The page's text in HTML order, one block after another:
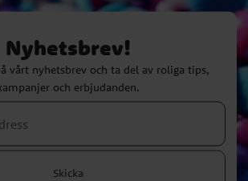
Nyhetsbrev!
vårt nyhetsbrev och ta del av roliga tips,
och erbjudanden.
Skicka